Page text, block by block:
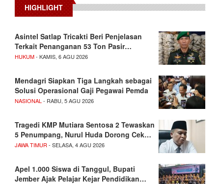
HIGHLIGHT
Asintel Satlap Tricakti Beri Penjelasan
Terkait Penanganan 53 Ton Pasir…
HUKUM- KAMIS, 6 AGU 2026
Mendagri Siapkan Tiga Langkah sebagai
Solusi Operasional Gaji Pegawai Pemda
NASIONAL - RABU, 5 AGU 2026
Tragedi KMP Mutiara Sentosa 2 Tewaskan
5 Penumpang, Nurul Huda Dorong Cek…
JAWA TIMUR - SELASA, 4 AGU 2026
Apel 1.000 Siswa di Tanggul, Bupati
Jember Ajak Pelajar Kejar Pendidikan…